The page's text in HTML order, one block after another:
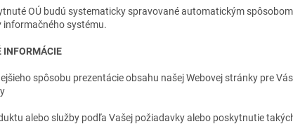
OÚ budú systematicky spravované automatickým
systému.
INFORMÁCIE
spôsobu prezentácie obsahu našej Webovej stránky pre Vás
alebo služby podľa Vašej požiadavky alebo poskytnutie